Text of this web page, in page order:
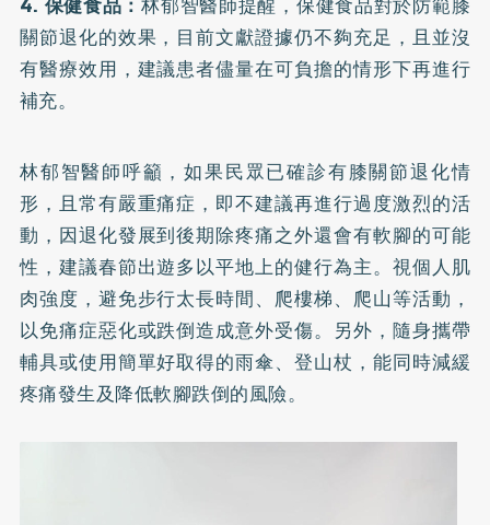
4. 保健食品：林郁智醫師提醒，保健食品對於防範膝
關節退化的效果，目前文獻證據仍不夠充足，且並沒
有醫療效用，建議患者儘量在可負擔的情形下再進行
補充。
林郁智醫師呼籲，如果民眾已確診有膝關節退化情
形，且常有嚴重痛症，即不建議再進行過度激烈的活
動，因退化發展到後期除疼痛之外還會有軟腳的可能
性，建議春節出遊多以平地上的健行為主。視個人肌
肉強度，避免步行太長時間、爬樓梯、爬山等活動，
以免痛症惡化或跌倒造成意外受傷。另外，隨身攜帶
輔具或使用簡單好取得的雨傘、登山杖，能同時減緩
疼痛發生及降低軟腳跌倒的風險。